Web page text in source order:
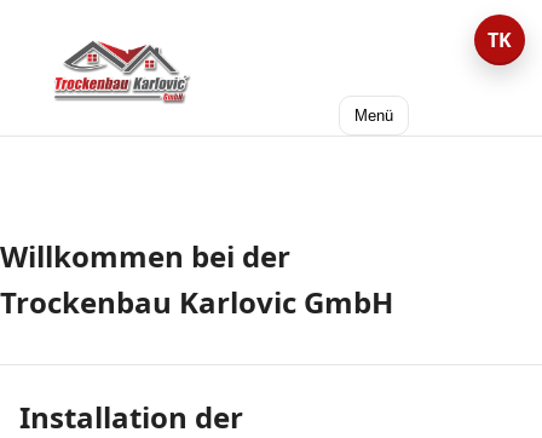
Trockenbau
GmbH
Menü
Willkommen bei der
Trockenbau Karlovic GmbH
Installation der
TK